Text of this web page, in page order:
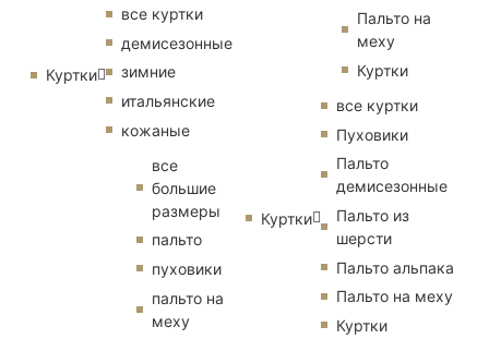
Куртки
все куртки
демисезонные
зимние
итальянские
кожаные
все
большие
размеры
пальто
пуховики
пальто на
меху
Пальто на
меху
Куртки
Куртки
все куртки
Пуховики
Пальто
демисезонные
Пальто из
шерсти
Пальто альпака
Пальто на меху
Куртки